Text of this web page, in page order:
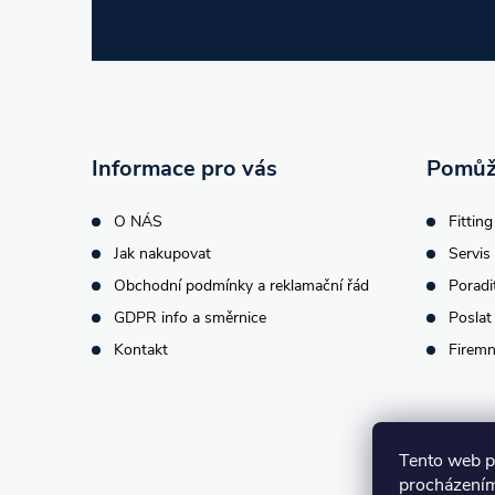
Tento web
Informace pro vás
O NÁS
Jak nakupovat
Obchodní podmínky a reklamační řád
GDPR info a směrnice
Kontakt